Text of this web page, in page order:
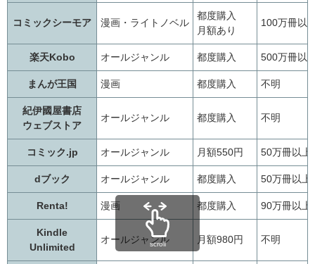
コミックシーモア 漫画・ライトノベル
都度購入
月額あり
100万冊以
楽天Kobo オールジャンル 都度購入 500万冊以
まんが王国 漫画 都度購入 不明
紀伊國屋書店
ウェブストア
オールジャンル 都度購入 不明
コミック.jp オールジャンル 月額550円 50万冊以上
dブック オールジャンル 都度購入 50万冊以上
Renta! 漫画 都度購入 90万冊以上
Kindle
Unlimited
オールジャンル 月額980円 不明
scroll